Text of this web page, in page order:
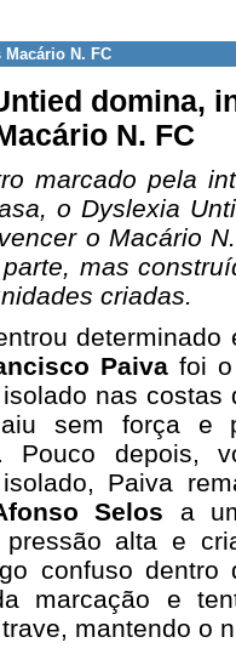
Macário N. FC
domina,
N. FC
marcado pela
o Dyslexia
o Macário
mas
criadas.
Paiva foi
nas
sem força e
Pouco depois,
isolado, Paiva
Selos a
alta e
confuso dentro
marcação e
mantendo o